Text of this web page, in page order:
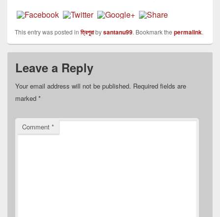
This entry was posted in ত্রিপুরাbysantanu99. Bookmark the permalink.
Leave a Reply
Your email address will not be published. Required fields are
marked *
Comment *